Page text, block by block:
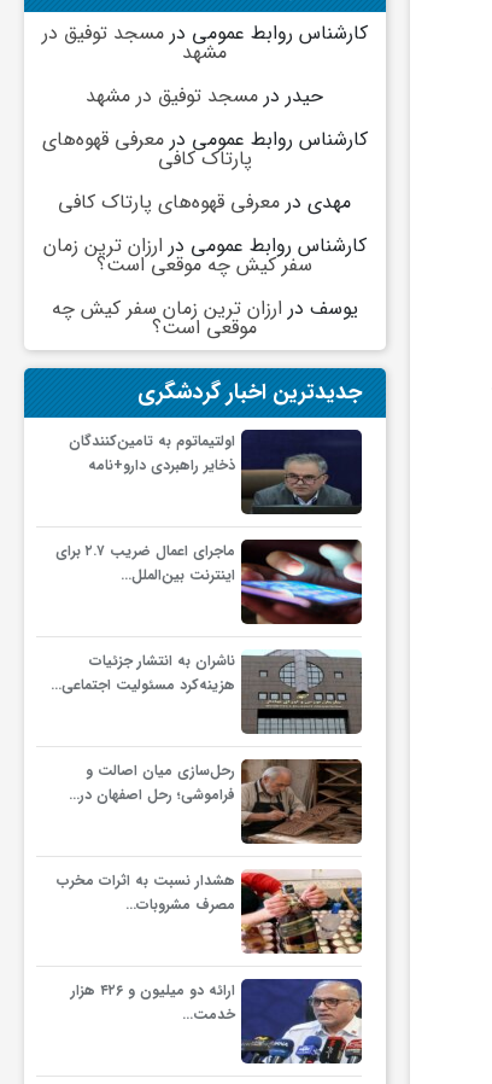
کارشناس روابط عمومی درمسجد توفیق در
مشهد
حیدردر مسجد توفیق در مشهد
کارشناس روابط عمومی درمعرفی قهوه‌های
پارتاک کافی
مهدیدر معرفی قهوه‌های پارتاک کافی
کارشناس روابط عمومی در ارزان ترین زمان
سفر کیش چه موقعی است؟
یوسف در ارزان ترین زمان سفر کیش چه
موقعی است؟
جدیدترین اخبار گردشگری
اولتیماتوم به تامین‌کنندگان
ذخایر راهبردی دارو+نامه
ماجرای اعمال ضریب ۲.۷ برای
اینترنت بین‌الملل…
ناشران به انتشار جزئیات
هزینه‌کرد مسئولیت اجتماعی…
رحل‌سازی میان اصالت و
فراموشی؛ رحل اصفهان در…
هشدار نسبت به اثرات مخرب
مصرف مشروبات…
ارائه دو میلیون و ۴۲۶ هزار
خدمت…